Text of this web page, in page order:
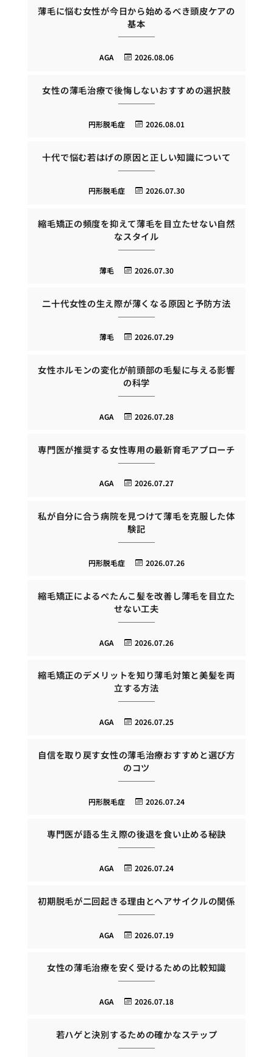
薄毛に悩む女性が今日から始めるべき頭皮ケアの
基本
2026.08.06
AGA
女性の薄毛治療で後悔しないおすすめの選択肢
2026.08.01
円形脱毛症
十代で悩む若はげの原因と正しい知識について
2026.07.30
円形脱毛症
縮毛矯正の頻度を抑えて薄毛を目立たせない自然
なスタイル
2026.07.30
薄毛
二十代女性の生え際が薄くなる原因と予防方法
2026.07.29
薄毛
女性ホルモンの変化が前頭部の毛髪に与える影響
の科学
2026.07.28
AGA
専門医が推奨する女性専用の最新育毛アプローチ
2026.07.27
AGA
私が自分に合う病院を見つけて薄毛を克服した体
験記
2026.07.26
円形脱毛症
縮毛矯正によるぺたんこ髪を改善し薄毛を目立た
せない工夫
2026.07.26
AGA
縮毛矯正のデメリットを知り薄毛対策と美髪を両
立する方法
2026.07.25
AGA
自信を取り戻す女性の薄毛治療おすすめと選び方
のコツ
2026.07.24
円形脱毛症
専門医が語る生え際の後退を食い止める秘訣
2026.07.24
AGA
初期脱毛が二回起きる理由とヘアサイクルの関係
2026.07.19
AGA
女性の薄毛治療を安く受けるための比較知識
2026.07.18
AGA
若ハゲと決別するための確かなステップ